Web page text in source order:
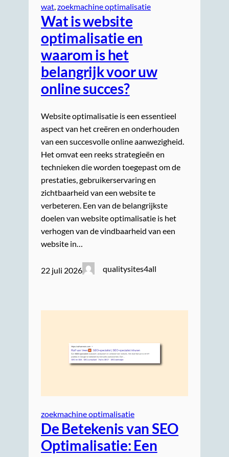
wat, zoekmachine optimalisatie
Wat is website
optimalisatie en
waarom is het
belangrijk voor uw
online succes?
Website optimalisatie is een essentieel
aspect van het creëren en onderhouden
van een succesvolle online aanwezigheid.
Het omvat een reeks strategieën en
technieken die worden toegepast om de
prestaties, gebruikerservaring en
zichtbaarheid van een website te
verbeteren. Een van de belangrijkste
doelen van website optimalisatie is het
verhogen van de vindbaarheid van een
website in…
22 juli 2026 qualitysites4all
zoekmachine optimalisatie
De Betekenis van SEO
Optimalisatie: Een